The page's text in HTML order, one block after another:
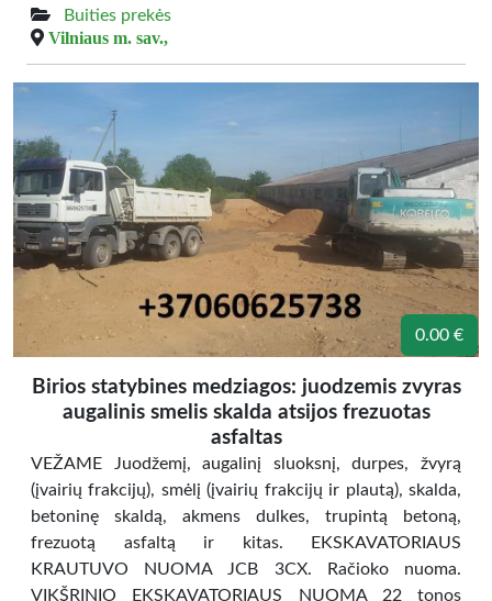
Buities prekės
Vilniaus m. sav.,
0.00 €
Birios statybines medziagos: juodzemis zvyras
augalinis smelis skalda atsijos frezuotas
asfaltas
VEŽAME Juodžemį, augalinį sluoksnį, durpes, žvyrą
(įvairių frakcijų), smėlį (įvairių frakcijų ir plautą), skalda,
betoninę skaldą, akmens dulkes, trupintą betoną,
frezuotą asfaltą ir kitas. EKSKAVATORIAUS
KRAUTUVO NUOMA JCB 3CX. Račioko nuoma.
VIKŠRINIO EKSKAVATORIAUS NUOMA 22 tonos